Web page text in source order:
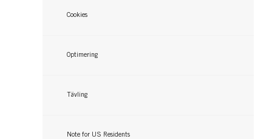
Cookies
Optimering
Tävling
Note for US Residents